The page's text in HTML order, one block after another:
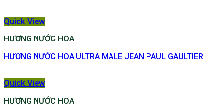
Quick View
HƯƠNG NƯỚC HOA
HƯƠNG NƯỚC HOA ULTRA MALE JEAN PAUL GAULTIER
Quick View
HƯƠNG NƯỚC HOA